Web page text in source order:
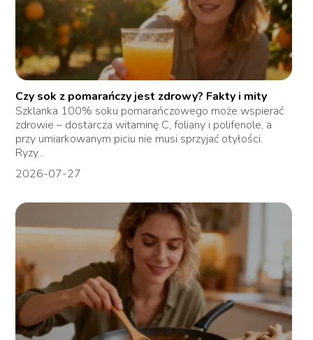
Czy sok z pomarańczy jest zdrowy? Fakty i mity
Szklanka 100% soku pomarańczowego może wspierać
zdrowie – dostarcza witaminę C, foliany i polifenole, a
przy umiarkowanym piciu nie musi sprzyjać otyłości.
Ryzy...
2026-07-27